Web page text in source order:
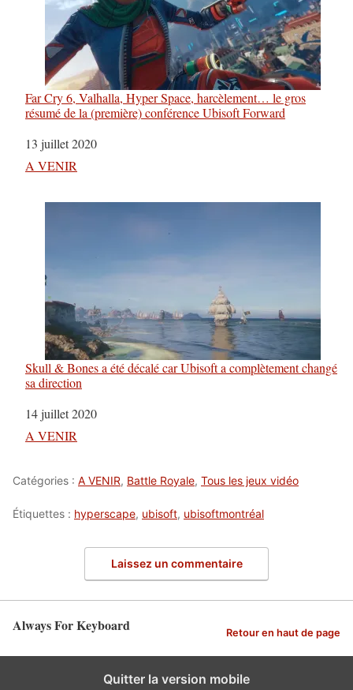
Far Cry 6, Valhalla, Hyper Space, harcèlement… le gros
résumé de la (première) conférence Ubisoft Forward
Date
13 juillet 2020
Par rapport à
A VENIR
Skull & Bones a été décalé car Ubisoft a complètement changé
sa direction
Date
14 juillet 2020
Par rapport à
A VENIR
Catégories : A VENIR, Battle Royale, Tous les jeux vidéo
Étiquettes : hyperscape, ubisoft, ubisoftmontréal
Laissez un commentaire
Always For Keyboard Retour en haut de page
Quitter la version mobile